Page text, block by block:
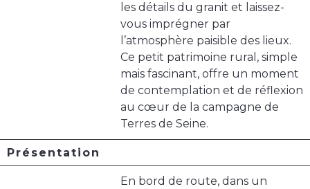
les détails du granit et laissez-
vous imprégner par
l’atmosphère paisible des lieux.
Ce petit patrimoine rural, simple
mais fascinant, offre un moment
de contemplation et de réflexion
au cœur de la campagne de
Terres de Seine.
Présentation
En bord de route, dans un